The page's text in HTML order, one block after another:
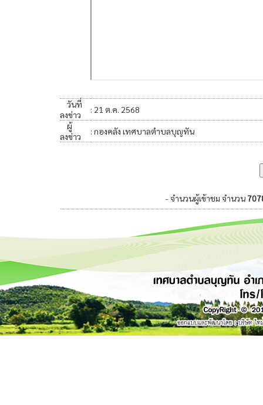
วันที่
ลงข่าว
: 21 ต.ค. 2568
ผู้
ลงข่าว
: กองคลัง เทศบาลตำบลบุญทัน
- จำนวนผู้เข้าชม จำนวน